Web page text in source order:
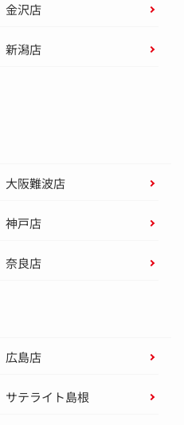
金沢店
新潟店
大阪難波店
神戸店
奈良店
広島店
サテライト島根